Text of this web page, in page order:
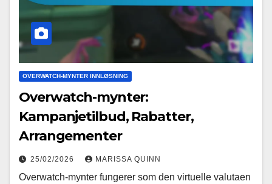
OVERWATCH-MYNTER INNLØSNING
Overwatch-mynter:
Kampanjetilbud, Rabatter,
Arrangementer
25/02/2026 MARISSA QUINN
Overwatch-mynter fungerer som den virtuelle valutaen